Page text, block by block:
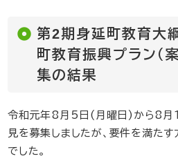
第2期身延町教育大
町教育振興プラン（
集の結果
令和元年8月5日(月曜日)から8月
見を募集しましたが、要件を満た
でした。